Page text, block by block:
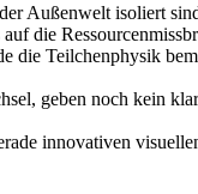
Außenwelt isoliert
die
die Teilchenphysik
geben noch kein
innovativen